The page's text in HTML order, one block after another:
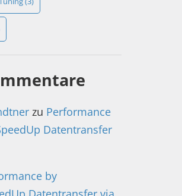
zu Performance
Datentransfer
by